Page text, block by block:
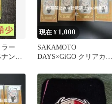
ー
ン
現在 ¥ 1,000
SAKAMOTO
DAYS×GiGO クリアカー